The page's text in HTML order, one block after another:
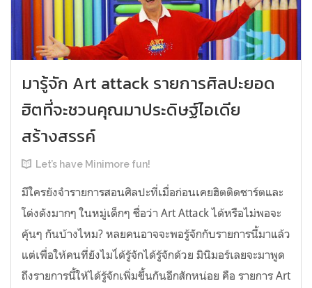
มารู้จัก Art attack รายการศิลปะยอด
ฮิตที่จะชวนคุณมาประดิษฐ์ไอเดีย
สร้างสรรค์
Let’s have Minimore fun!
มีใครยังจำรายการสอนศิลปะที่เมื่อก่อนเคยฮิตติดชาร์ตและ
โด่งดังมากๆ ในหมู่เด็กๆ ชื่อว่า Art Attack ได้หรือไม่พอจะ
คุ้นๆ กันบ้างไหม? หลยคนอาจจะพอรู้จักกับรายการนี้มาแล้ว
แต่เพื่อให้คนที่ยังไมไ่ด้รู้จักได้รู้จักด้วย มินิมอร์เลยจะมาพูด
ถึงรายการนี้ให้ได้รู้จักเพิ่มขึ้นกันอีกสักหน่อย คือ รายการ Art